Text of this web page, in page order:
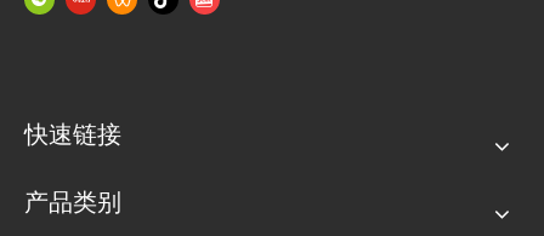
快速链接
产品类别